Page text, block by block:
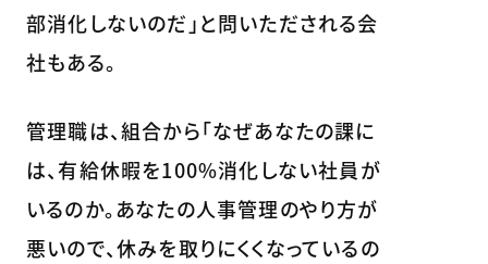
部消化しないのだ」と問いただされる会
社もある。
管理職は、組合から「なぜあなたの課に
は、有給休暇を100%消化しない社員が
いるのか。あなたの人事管理のやり方が
悪いので、休みを取りにくくなっているの